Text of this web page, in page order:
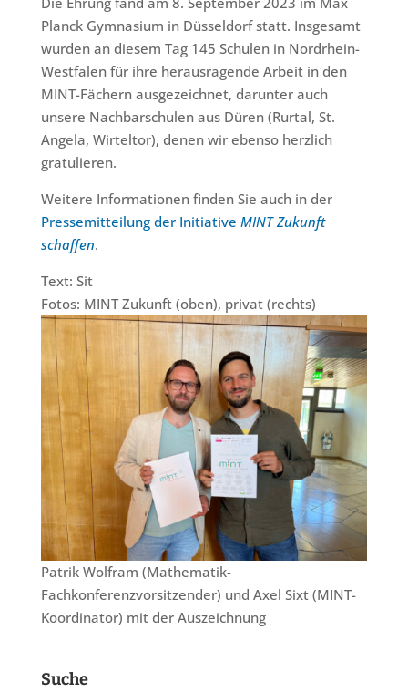
Planck Gymnasium in Düsseldorf statt. Insgesamt
wurden an diesem Tag 145 Schulen in Nordrhein-
Westfalen für ihre herausragende Arbeit in den
MINT-Fächern ausgezeichnet, darunter auch
unsere Nachbarschulen aus Düren (Rurtal, St.
Angela, Wirteltor), denen wir ebenso herzlich
gratulieren.
Weitere Informationen finden Sie auch in der
Pressemitteilung der Initiative MINT Zukunft
schaffen.
Text: Sit
Fotos: MINT Zukunft (oben), privat (rechts)
Patrik Wolfram (Mathematik-
Fachkonferenzvorsitzender) und Axel Sixt (MINT-
Koordinator) mit der Auszeichnung
Suche